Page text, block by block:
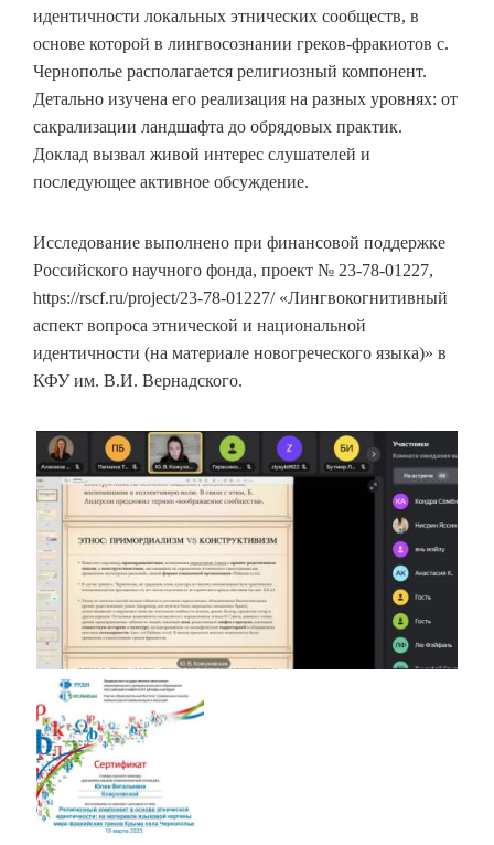
идентичности локальных этнических сообществ, в
основе которой в лингвосознании греков-фракиотов с.
Чернополье располагается религиозный компонент.
Детально изучена его реализация на разных уровнях: от
сакрализации ландшафта до обрядовых практик.
Доклад вызвал живой интерес слушателей и
последующее активное обсуждение.
Исследование выполнено при финансовой поддержке
Российского научного фонда, проект № 23-78-01227,
https://rscf.ru/project/23-78-01227/ «Лингвокогнитивный
аспект вопроса этнической и национальной
идентичности (на материале новогреческого языка)» в
КФУ им. В.И. Вернадского.